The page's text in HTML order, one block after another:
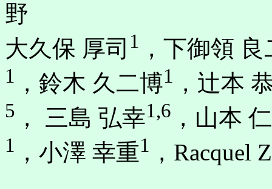
野
大久保 厚司 1 ，下御領 良
1 ，鈴木 久二博1 ，辻本
5 ， 三島 弘幸1,6 ，山本 仁
1 ，小澤 幸重1 ，Racquel